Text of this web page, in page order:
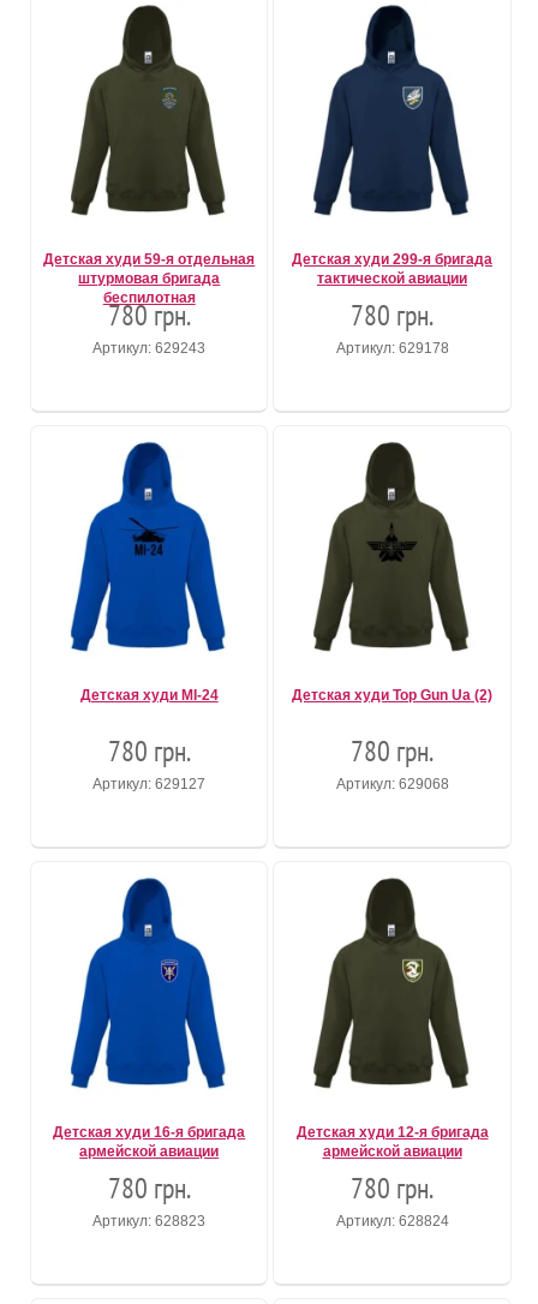
Детская худи 59-я отдельная
штурмовая бригада
беспилотная
780 грн.
Артикул: 629243
Детская худи 299-я бригада
тактической авиации
780 грн.
Артикул: 629178
Детская худи MI-24
780 грн.
Артикул: 629127
Детская худи Top Gun Ua (2)
780 грн.
Артикул: 629068
Детская худи 16-я бригада
армейской авиации
780 грн.
Артикул: 628823
Детская худи 12-я бригада
армейской авиации
780 грн.
Артикул: 628824